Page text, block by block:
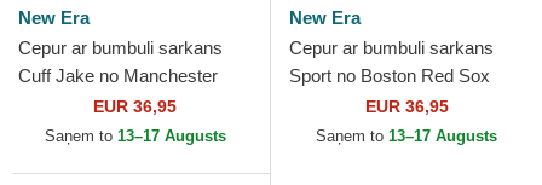
New Era
Cepur ar bumbuli sarkans
Cuff Jake no Manchester
United Football Club Premier
League no New Era
EUR 36,95
Saņem to 13–17 Augusts
New Era
Cepur ar bumbuli sarkans
Sport no Boston Red Sox
MLB no New Era
EUR 36,95
Saņem to 13–17 Augusts